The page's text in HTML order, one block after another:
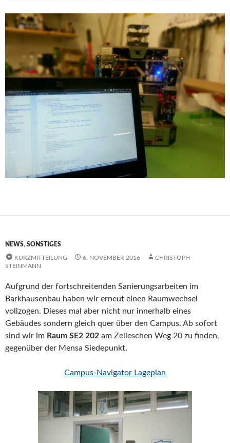
NEWS, SONSTIGES
KURZMITTEILUNG 6. NOVEMBER 2016
CHRISTOPH
STEINMANN
Aufgrund der fortschreitenden Sanierungsarbeiten im
Barkhausenbau haben wir erneut einen Raumwechsel
vollzogen. Dieses mal aber nicht nur innerhalb eines
Gebäudes sondern gleich quer über den Campus. Ab sofort
sind wir im Raum SE2 202 am Zelleschen Weg 20 zu finden,
gegenüber der Mensa Siedepunkt.
Campus-Navigator Lageplan